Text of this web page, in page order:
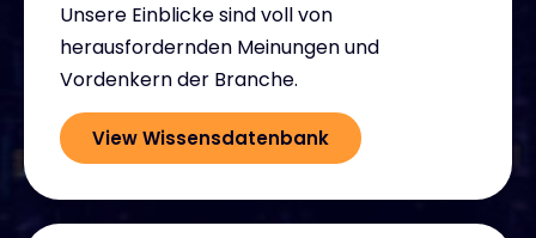
Unsere Einblicke sind voll von
herausfordernden Meinungen und
Vordenkern der Branche.
View Wissensdatenbank